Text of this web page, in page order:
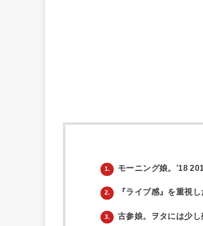
1. モーニング娘。’18
2. 『ライブ感』を重視
3. 古参娘。ヲタには少